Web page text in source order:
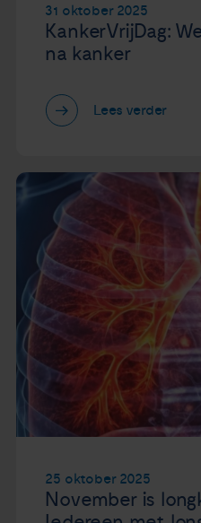
31 oktober 2025
KankerVrijDag:
na kanker
Lees verder
25 oktober 2025
November is